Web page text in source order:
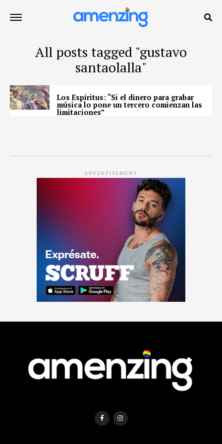
All posts tagged "gustavo
santaolalla"
Los Espíritus: “Si el dinero para grabar
música lo pone un tercero comienzan las
limitaciones”
ADVERTISEMENT